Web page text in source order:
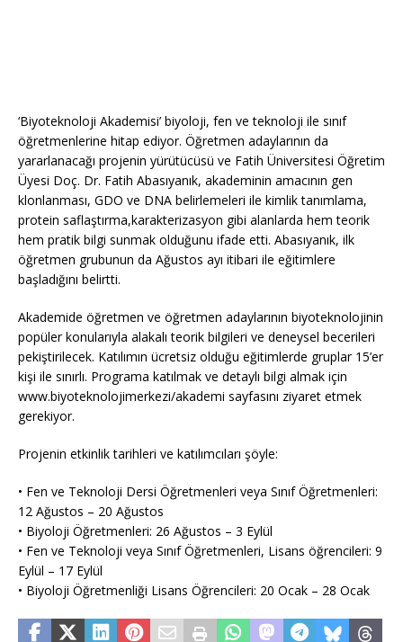
‘Biyoteknoloji Akademisi’ biyoloji, fen ve teknoloji ile sınıf
öğretmenlerine hitap ediyor. Öğretmen adaylarının da
yararlanacağı projenin yürütücüsü ve Fatih Üniversitesi Öğretim
Üyesi Doç. Dr. Fatih Abasıyanık, akademinin amacının gen
klonlanması, GDO ve DNA belirlemeleri ile kimlik tanımlama,
protein saflaştırma,karakterizasyon gibi alanlarda hem teorik
hem pratik bilgi sunmak olduğunu ifade etti. Abasıyanık, ilk
öğretmen grubunun da Ağustos ayı itibari ile eğitimlere
başladığını belirtti.
Akademide öğretmen ve öğretmen adaylarının biyoteknolojinin
popüler konularıyla alakalı teorik bilgileri ve deneysel becerileri
pekiştirilecek. Katılımın ücretsiz olduğu eğitimlerde gruplar 15’er
kişi ile sınırlı. Programa katılmak ve detaylı bilgi almak için
www.biyoteknolojimerkezi/akademi sayfasını ziyaret etmek
gerekiyor.
Projenin etkinlik tarihleri ve katılımcıları şöyle:
• Fen ve Teknoloji Dersi Öğretmenleri veya Sınıf Öğretmenleri:
12 Ağustos – 20 Ağustos
• Biyoloji Öğretmenleri: 26 Ağustos – 3 Eylül
• Fen ve Teknoloji veya Sınıf Öğretmenleri, Lisans öğrencileri: 9
Eylül – 17 Eylül
• Biyoloji Öğretmenliği Lisans Öğrencileri: 20 Ocak – 28 Ocak